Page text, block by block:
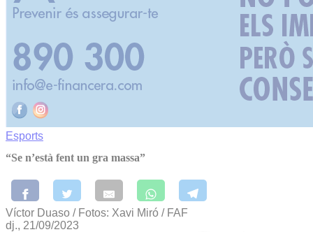
Esports
“Se n’està fent un gra massa”
Víctor Duaso / Fotos: Xavi Miró / FAF
dj., 21/09/2023